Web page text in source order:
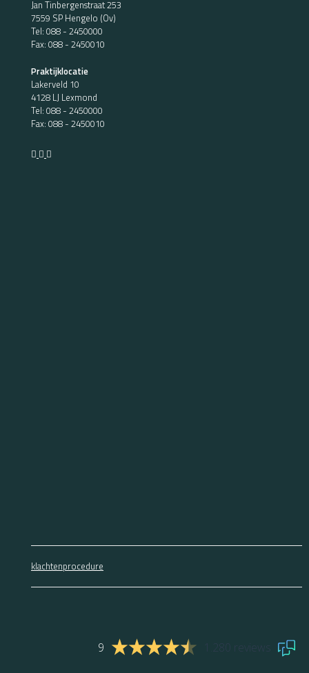
Jan Tinbergenstraat 253
7559 SP Hengelo (Ov)
Tel: 088 - 2450000
Fax: 088 - 2450010
Praktijklocatie
Lakerveld 10
4128 LJ Lexmond
Tel: 088 - 2450000
Fax: 088 - 2450010
klachtenprocedure
9